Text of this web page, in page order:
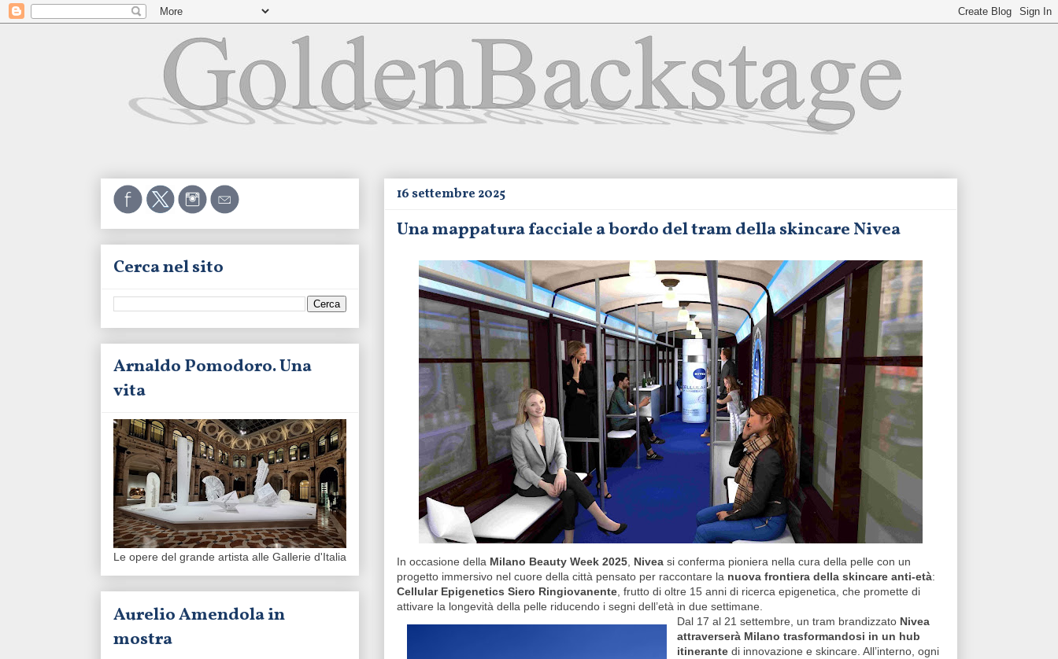
16 settembre 2025
Una mappatura facciale a bordo del tram della skincare Nivea
In occasione della Milano Beauty Week 2025 Nivea si conferma pioniera nella cura della pelle con un
progetto immersivo nel cuore della città pensato per raccontare la nuova frontiera della skincare anti-età:
Cellular Epigenetics Siero Ringiovanente , frutto di oltre 15 anni di ricerca epigenetica, che promette di
attivare la longevità della pelle riducendo i segni dell’età in due settimane.
Dal 17 al 21 settembre, un tram brandizzato Nivea
attraverserà Milano trasformandosi in un hub
itinerante di innovazione e skincare. All’interno, ogni
Cerca nel sito
Arnaldo Pomodoro. Una
vita
Le opere del grande artista alle Gallerie d'Italia
Aurelio Amendola in
mostra